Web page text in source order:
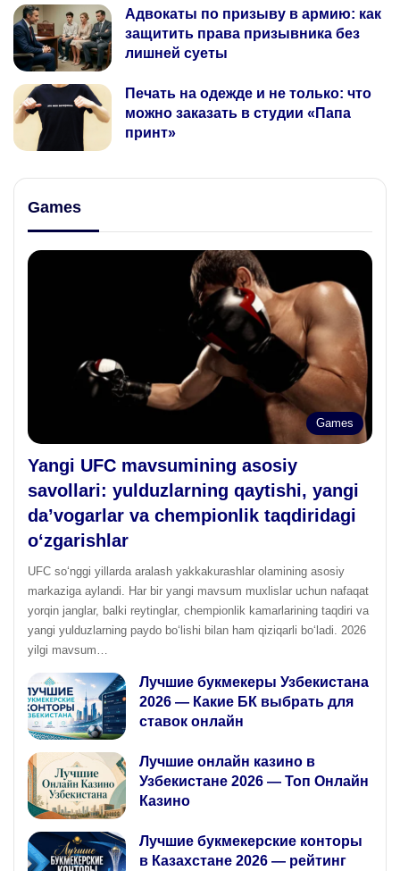
Адвокаты по призыву в армию: как
защитить права призывника без
лишней суеты
Печать на одежде и не только: что
можно заказать в студии «Папа
принт»
Games
Games
Yangi UFC mavsumining asosiy
savollari: yulduzlarning qaytishi, yangi
da’vogarlar va chempionlik taqdiridagi
o‘zgarishlar
UFC so‘nggi yillarda aralash yakkakurashlar olamining asosiy
markaziga aylandi. Har bir yangi mavsum muxlislar uchun nafaqat
yorqin janglar, balki reytinglar, chempionlik kamarlarining taqdiri va
yangi yulduzlarning paydo bo‘lishi bilan ham qiziqarli bo‘ladi. 2026
yilgi mavsum…
Лучшие букмекеры Узбекистана
2026 — Какие БК выбрать для
ставок онлайн
Лучшие онлайн казино в
Узбекистане 2026 — Топ Онлайн
Казино
Лучшие букмекерские конторы
в Казахстане 2026 — рейтинг